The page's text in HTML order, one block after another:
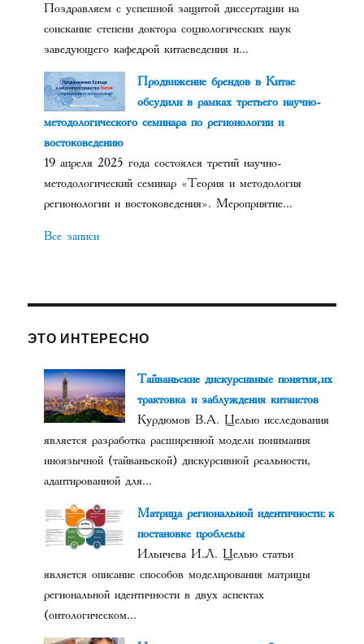
Поздравляем с успешной защитой диссертации на
соискание степени доктора социологических наук
заведующего кафедрой китаеведения и...
Продвижение брендов в Китае
обсудили в рамках третьего научно-
методологического семинара по регионологии и
востоковедению
19 апреля 2025 года состоялся третий научно-
методологический семинар «Теория и методология
регионологии и востоковедения». Мероприятие...
Все записи
ЭТО ИНТЕРЕСНО
Тайваньские дискурсивные понятия, их
трактовка и заблуждения китаистов
Курдюмов В.А. Целью исследования
является разработка расширенной модели понимания
иноязычной (тайваньской) дискурсивной реальности,
адаптированной для...
Матрица региональной идентичности: к
постановке проблемы
Ильичева И.Л. Целью статьи
является описание способов моделирования матрицы
региональной идентичности в двух аспектах
(онтологическом...